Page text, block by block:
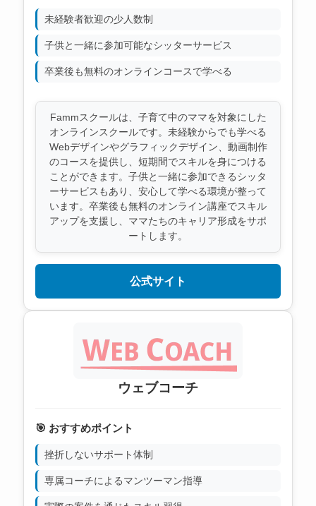
未経験者歓迎の少人数制
子供と一緒に参加可能なシッターサービス
卒業後も無料のオンラインコースで学べる
Fammスクールは、子育て中のママを対象にした
オンラインスクールです。未経験からでも学べる
Webデザインやグラフィックデザイン、動画制作
のコースを提供し、短期間でスキルを身につける
ことができます。子供と一緒に参加できるシッタ
ーサービスもあり、安心して学べる環境が整って
います。卒業後も無料のオンライン講座でスキル
アップを支援し、ママたちのキャリア形成をサポ
ートします。
公式サイト
ウェブコーチ
🎯 おすすめポイント
挫折しないサポート体制
専属コーチによるマンツーマン指導